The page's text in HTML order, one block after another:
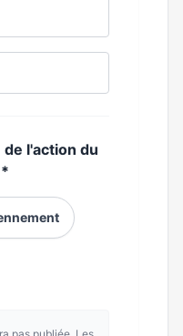
l'action du
*